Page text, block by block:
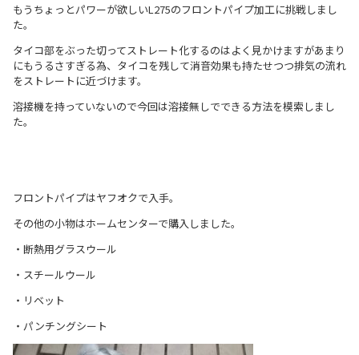
もうちょっとパワーが欲しいL275のフロントパイプ加工に挑戦しまし
た。
タイコ部をぶった切ってストレート化するのはよく見かけますがあまり
にもうるさすぎる為、タイコを残して消音効果も持たせつつ排気の流れ
をストレートに近づけます。
溶接機を持っていないので今回は溶接無しでできる方法を模索しまし
た。
フロントパイプはヤフオクで入手。
その他の小物はホームセンターで購入しました。
・断熱用グラスウール
・スチールウール
・リベット
・パンチングシート